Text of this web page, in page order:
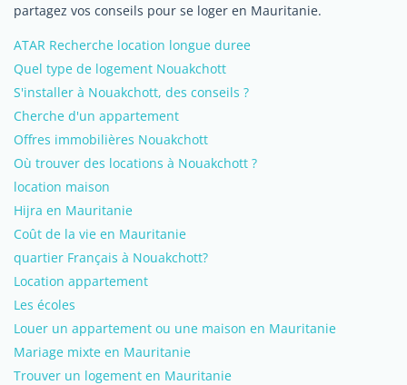
partagez vos conseils pour se loger en Mauritanie.
ATAR Recherche location longue duree
Quel type de logement Nouakchott
S'installer à Nouakchott, des conseils ?
Cherche d'un appartement
Offres immobilières Nouakchott
Où trouver des locations à Nouakchott ?
location maison
Hijra en Mauritanie
Coût de la vie en Mauritanie
quartier Français à Nouakchott?
Location appartement
Les écoles
Louer un appartement ou une maison en Mauritanie
Mariage mixte en Mauritanie
Trouver un logement en Mauritanie